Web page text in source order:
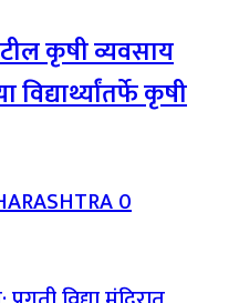
कृषी व्यवसाय
विद्यार्थ्यांतर्फे कृषी
0